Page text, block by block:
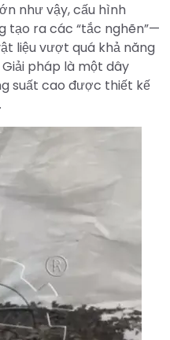
như vậy, cấu hình
tạo ra các “tắc nghẽn”—
liệu vượt quá khả năng
pháp là một dây
suất cao được thiết kế